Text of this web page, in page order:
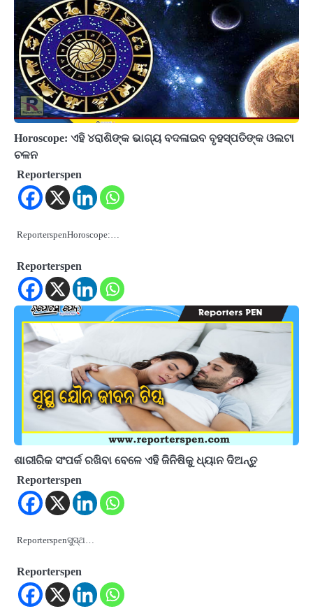
Horoscope: ଏହି ୪ରାଶିଙ୍କ ଭାଗ୍ୟ ବଦଳାଇବ ବୃହସ୍ପତିଙ୍କ ଓଲଟା
ଚଳନ
Reporterspen
ReporterspenHoroscope:…
Reporterspen
ଶାରୀରିକ ସଂପର୍କ ରଖିବା ବେଳେ ଏହି ଜିନିଷିକୁ ଧ୍ୟାନ ଦିଅନ୍ତୁ
Reporterspen
Reporterspenସୁସ୍ଥ…
Reporterspen